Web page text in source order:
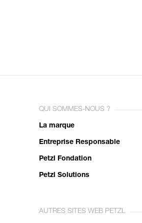
QUI SOMMES-NOUS ?
La marque
Entreprise Responsable
Petzl Fondation
Petzl Solutions
AUTRES SITES WEB PETZL